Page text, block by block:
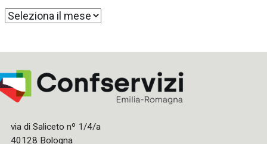
Archivi
via di Saliceto nº 1/4/a
40128 Bologna